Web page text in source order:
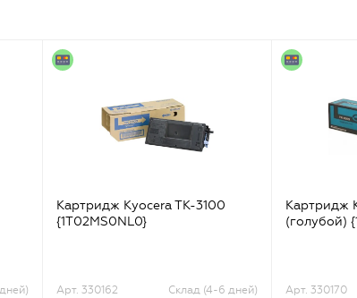
Картридж Kyocera TK-3100
{1T02MS0NL0}
Арт. 330162 Склад (4-6 дней)
Картридж
(голубой)
Арт. 330170